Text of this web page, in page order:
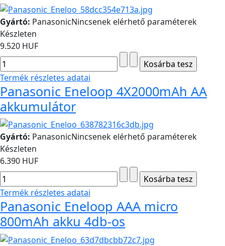
Gyártó: PanasonicNincsenek elérhető paraméterek
Készleten
9.520 HUF
Termék részletes adatai
Panasonic Eneloop 4X2000mAh AA
akkumulátor
Gyártó: PanasonicNincsenek elérhető paraméterek
Készleten
6.390 HUF
Termék részletes adatai
Panasonic Eneloop AAA micro
800mAh akku 4db-os